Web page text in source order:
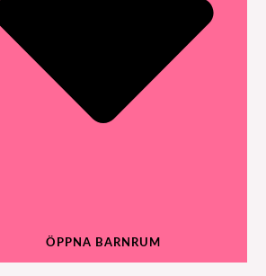
ÖPPNA BARNRUM